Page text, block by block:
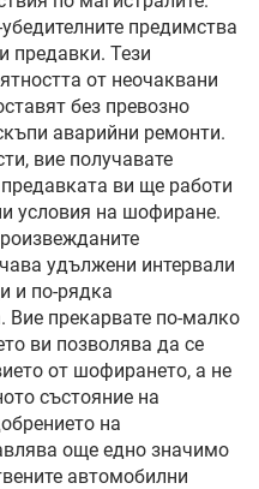
предимства
предавки. Тези
от неочаквани
без превозно
аварийни ремонти.
вие получавате
ви ще работи
условия на шофиране.
удължени интервали
и по-рядка
прекарвате по-малко
ви позволява да се
от шофирането, а не
състояние на
на
още едно значимо
автомобилни